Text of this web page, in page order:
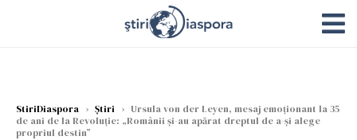
StiriDiaspora › Știri › Ursula von der Leyen, mesaj emoționant la 35
de ani de la Revoluție: „Românii și-au apărat dreptul de a-și alege
propriul destin”